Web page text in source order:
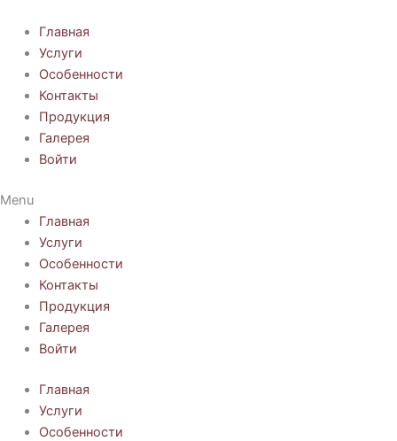
содержимому
Главная
Услуги
Особенности
Контакты
Продукция
Галерея
Войти
Menu
Главная
Услуги
Особенности
Контакты
Продукция
Галерея
Войти
Главная
Услуги
Особенности